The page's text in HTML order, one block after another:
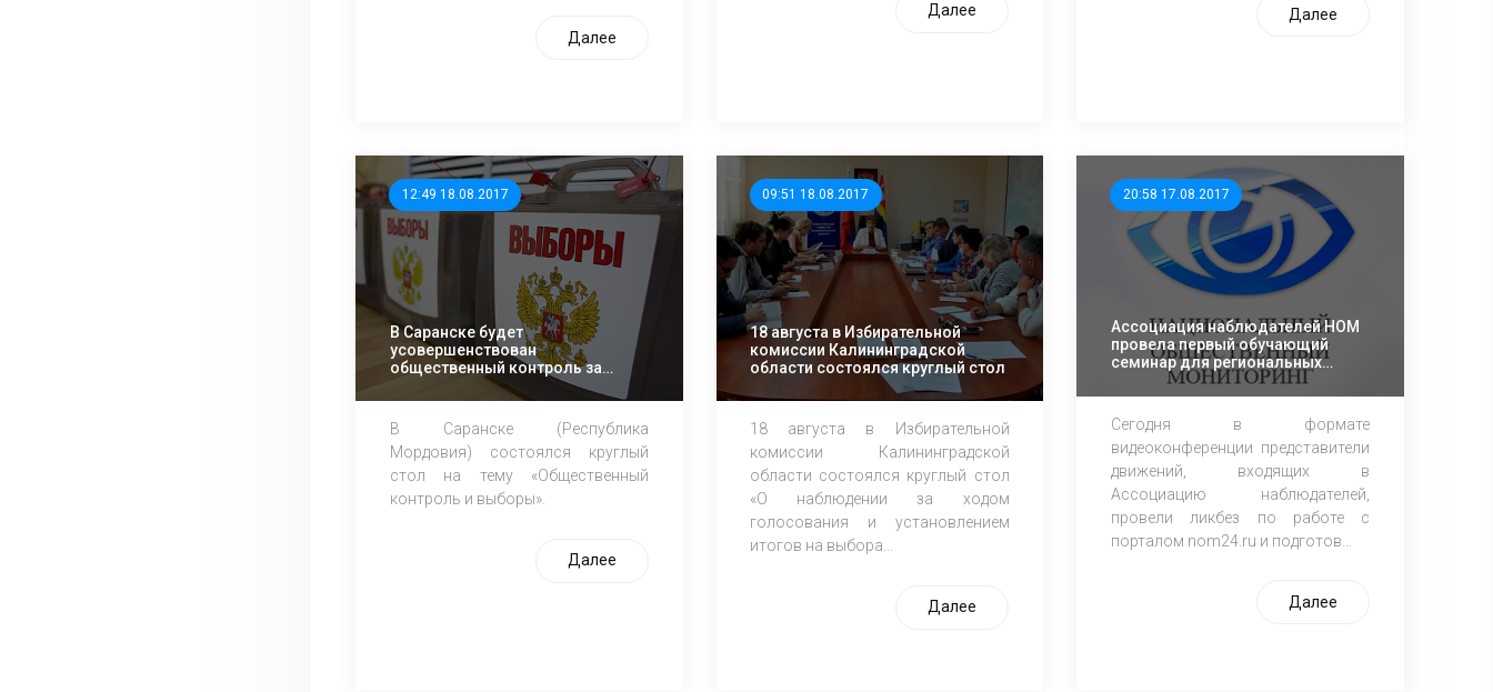
Далее
Далее Далее
12:49 18.08.2017
В Саранске будет
усовершенствован
общественный контроль за
В Саранске (Республика
Мордовия) состоялся круглый
стол на тему «Общественный
контроль и выборы».
Далее
09:51 18.08.2017
18 августа в Избирательной
комиссии Калининградской
области состоялся круглый стол
18 августа в Избирательной
комиссии Калининградской
области состоялся круглый стол
«О наблюдении за ходом
голосования и установлением
итогов на выбора...
Далее
20:58 17.08.2017
Ассоциация наблюдателей НОМ
провела первый обучающий
семинар для региональных
координаторов
Сегодня в формате
видеоконференции представители
движений, входящих в
Ассоциацию наблюдателей,
провели ликбез по работе с
порталом nom24.ru и подготов...
Далее